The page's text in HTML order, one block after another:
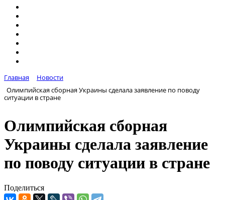
Главная
Новости
Олимпийская сборная Украины сделала заявление по поводу
ситуации в стране
Олимпийская сборная
Украины сделала заявление
по поводу ситуации в стране
Поделиться